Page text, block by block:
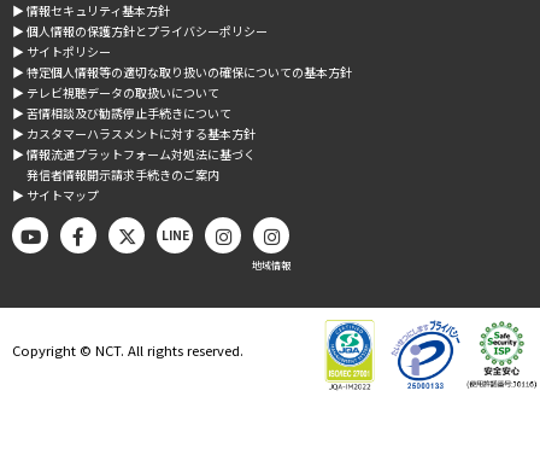
▶︎ 情報セキュリティ基本方針
▶︎ 個人情報の保護方針とプライバシーポリシー
▶︎ サイトポリシー
▶︎ 特定個人情報等の適切な取り扱いの確保についての基本方針
▶︎ テレビ視聴データの取扱いについて
▶︎ 苦情相談及び勧誘停止手続きについて
▶︎ カスタマーハラスメントに対する基本方針
▶︎ 情報流通プラットフォーム対処法に基づく
発信者情報開示請求手続きのご案内
▶︎ サイトマップ
LINE
地域情報
Copyright © NCT. All rights reserved.